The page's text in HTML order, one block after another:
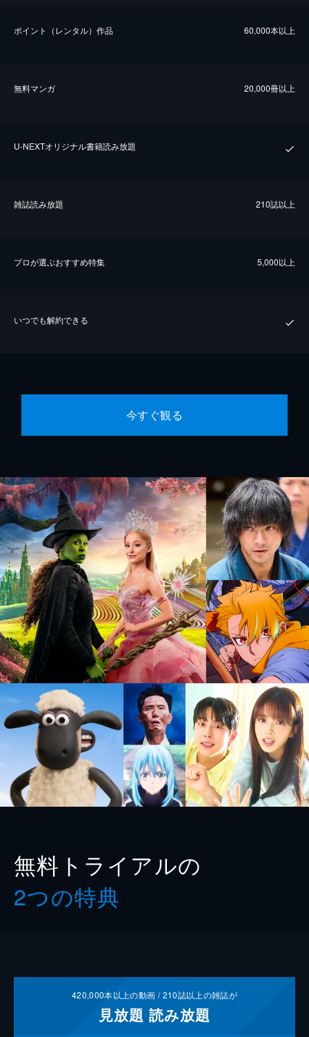
ポイント（レンタル）作品 60,000本以上
無料マンガ 20,000冊以上
U-NEXTオリジナル書籍読み放題
雑誌読み放題 210誌以上
プロが選ぶおすすめ特集 5,000以上
いつでも解約できる
今すぐ観る
無料トライアルの
2つの特典
420,000本以上の動画 /210誌以上の雑誌が
見放題 読み放題